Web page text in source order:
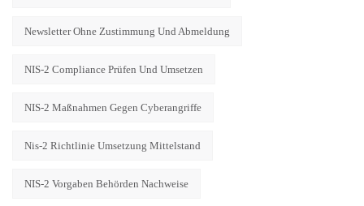
Newsletter Ohne Zustimmung Und Abmeldung
NIS-2 Compliance Prüfen Und Umsetzen
NIS-2 Maßnahmen Gegen Cyberangriffe
Nis-2 Richtlinie Umsetzung Mittelstand
NIS-2 Vorgaben Behörden Nachweise